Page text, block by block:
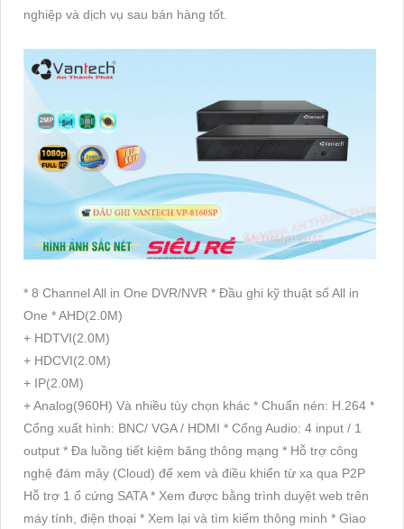
nghiệp và dịch vụ sau bán hàng tốt.
* 8 Channel All in One DVR/NVR * Đầu ghi kỹ thuật số All in
One * AHD(2.0M)
+ HDTVI(2.0M)
+ HDCVI(2.0M)
+ IP(2.0M)
+ Analog(960H) Và nhiều tùy chọn khác * Chuẩn nén: H.264 *
Cổng xuất hình: BNC/ VGA / HDMI * Cổng Audio: 4 input / 1
output * Đa luồng tiết kiệm băng thông mạng * Hỗ trợ công
nghệ đám mây (Cloud) để xem và điều khiển từ xa qua P2P
Hỗ trợ 1 ổ cứng SATA * Xem được bằng trình duyệt web trên
máy tính, điện thoại * Xem lại và tìm kiếm thông minh * Giao